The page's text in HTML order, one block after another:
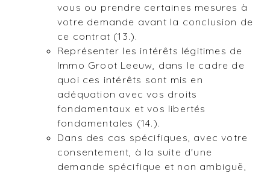
vous ou prendre certaines mesures à
votre demande avant la conclusion de
ce contrat (13.).
Représenter les intérêts légitimes de
Immo Groot Leeuw, dans le cadre de
quoi ces intérêts sont mis en
adéquation avec vos droits
fondamentaux et vos libertés
fondamentales (14.).
Dans des cas spécifiques, avec votre
consentement, à la suite d'une
demande spécifique et non ambiguë,